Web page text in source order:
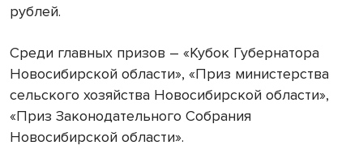
рублей.
Среди главных призов – «Кубок Губернатора
Новосибирской области», «Приз министерства
сельского хозяйства Новосибирской области»,
«Приз Законодательного Собрания
Новосибирской области».